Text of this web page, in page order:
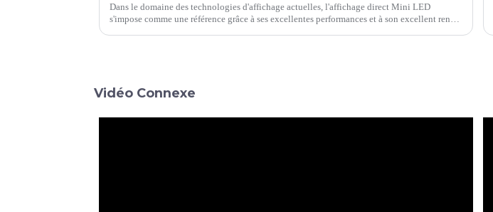
Dans le domaine des technologies d'affichage actuelles, l'affichage direct Mini LED
s'impose comme une référence grâce à ses excellentes performances et à son excellent rendu.
Vidéo Connexe